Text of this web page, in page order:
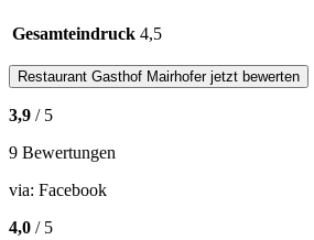
Gesamteindruck 4,5
Restaurant Gasthof Mairhoferjetzt bewerten
3,9 / 5
9 Bewertungen
via: Facebook
4,0 / 5